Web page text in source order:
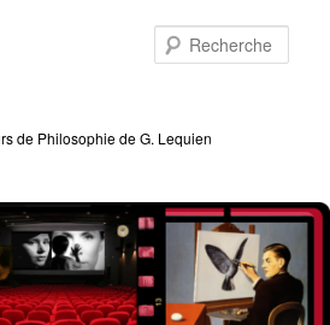
de Philosophie de G. Lequien